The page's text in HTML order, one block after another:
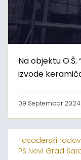
Na objektu
izvode
09 Septembar 2024
Fasaderski
PS Novi Grad